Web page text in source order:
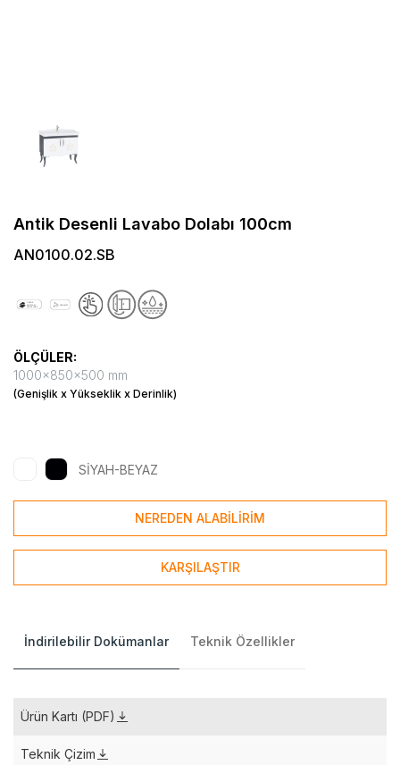
Antik Desenli Lavabo Dolabı 100cm
AN0100.02.SB
ÖLÇÜLER:
1000x850x500 mm
(Genişlik x Yükseklik x Derinlik)
SİYAH-BEYAZ
NEREDEN ALABİLİRİM
KARŞILAŞTIR
İndirilebilir Dokümanlar Teknik Özellikler
Ürün Kartı (PDF)
Teknik Çizim